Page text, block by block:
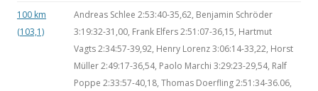
100 km
(103,1)
Andreas Schlee 2:53:40-35,62, Benjamin Schröder
3:19:32-31,00, Frank Elfers 2:51:07-36,15, Hartmut
Vagts 2:34:57-39,92, Henry Lorenz 3:06:14-33,22, Horst
Müller 2:49:17-36,54, Paolo Marchi 3:29:23-29,54, Ralf
Poppe 2:33:57-40,18, Thomas Doerfling 2:51:34-36.06,